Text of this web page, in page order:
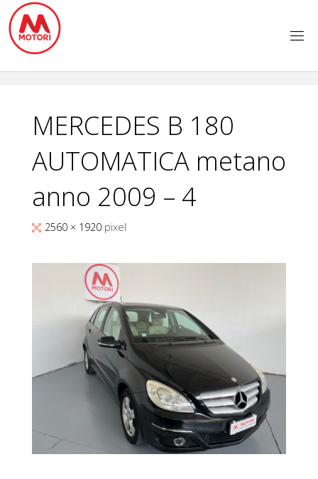
Salta
contenuto
MERCEDES B 180
AUTOMATICA metano
anno 2009 – 4
Tutta2560 × 1920 pixel